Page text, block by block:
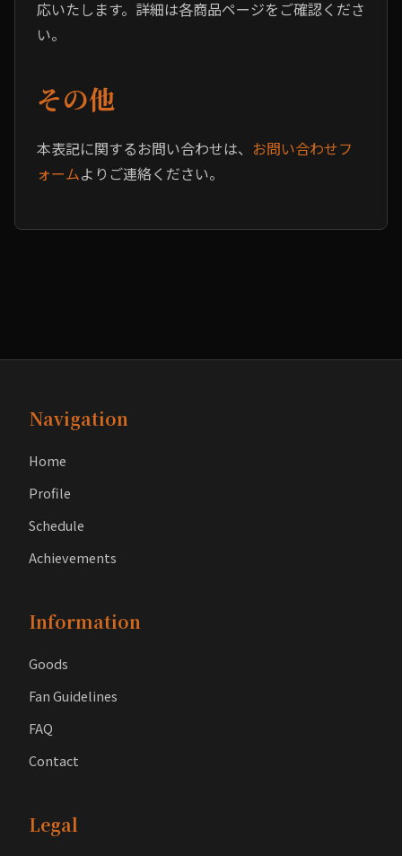
応いたします。詳細は各商品ページをご確認くださ
い。
その他
本表記に関するお問い合わせは、 お問い合わせフ
ォームよりご連絡ください。
Navigation
Home
Profile
Schedule
Achievements
Information
Goods
Fan Guidelines
FAQ
Contact
Legal